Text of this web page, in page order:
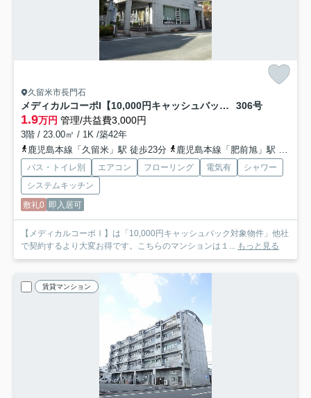
久留米市長門石
メディカルコーポI【10,000円キャッシュバック対象物件】 306号
1.9万円 管理/共益費3,000円
3階 / 23.00㎡ / 1K /築42年
鹿児島本線「久留米」駅 徒歩23分
鹿児島本線「肥前旭」駅 徒歩38分
バス・トイレ別 エアコン フローリング 電気有
シャワー
システムキッチン
敷礼0 即入居可
【メディカルコーポⅠ】は「10,000円キャッシュバック対象物件」他社
で契約するより大変お得です。こちらのマンションは１... もっと見る
賃貸マンション